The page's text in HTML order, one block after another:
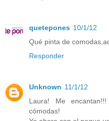
quetepones 10/1/12
Qué pinta de
Responder
Unknown 11/1/12
Laura! Me
cómodas!